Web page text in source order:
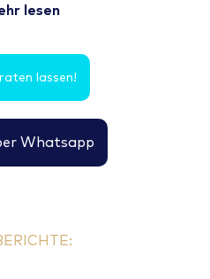
Inselparadiese der
mit vielen Kollegen im
Ziel selber noch nicht
meist jemand, der bei
kann.
Hast Du schon einen
oder noch so gar keine
lesen
lassen!
Whatsapp